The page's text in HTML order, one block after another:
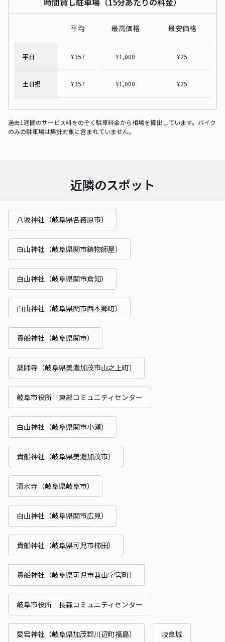
平均 最高価格 最安価格
平日 ¥357 ¥1,000 ¥25
土日祝 ¥357 ¥1,000 ¥25
過去1週間のサービス料をのぞく駐車料金から相場を算出しています。バイク
のみの駐車場は集計対象に含まれていません。
近隣のスポット
八坂神社（岐阜県各務原市）
白山神社（岐阜県関市鋳物師屋）
白山神社（岐阜県関市倉知）
白山神社（岐阜県関市西本郷町）
貴船神社（岐阜県関市）
薬師寺（岐阜県美濃加茂市山之上町）
岐阜市役所 東部コミュニティセンター
白山神社（岐阜県関市小瀬）
貴船神社（岐阜県美濃加茂市）
清水寺（岐阜県岐阜市）
白山神社（岐阜県関市広見）
貴船神社（岐阜県可児市柿田）
貴船神社（岐阜県可児市兼山字宮町）
岐阜市役所 長森コミュニティセンター
愛宕神社（岐阜県加茂郡川辺町福島） 岐阜城